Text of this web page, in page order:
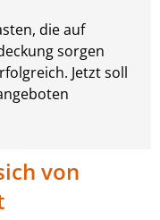
die auf
sorgen
Jetzt soll
von